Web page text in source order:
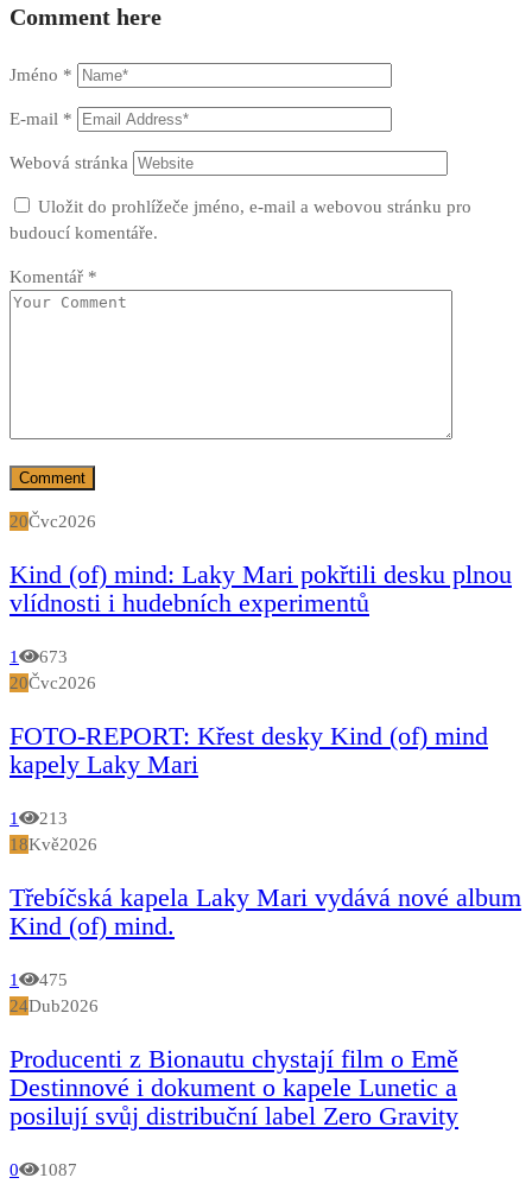
Comment here
Jméno *
E-mail *
Webová stránka
Uložit do prohlížeče jméno, e-mail a webovou stránku pro
budoucí komentáře.
Komentář *
20Čvc2026
Kind (of) mind: Laky Mari pokřtili desku plnou
vlídnosti i hudebních experimentů
1
673
20Čvc2026
FOTO-REPORT: Křest desky Kind (of) mind
kapely Laky Mari
1
213
18Kvě2026
Třebíčská kapela Laky Mari vydává nové album
Kind (of) mind.
1
475
24Dub2026
Producenti z Bionautu chystají film o Emě
Destinnové i dokument o kapele Lunetic a
posilují svůj distribuční label Zero Gravity
0
1087